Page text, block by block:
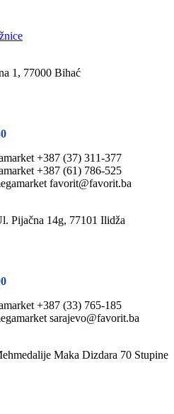
1, 77000 Bihać
+387 (37) 311-377
+387 (61) 786-525
favorit@favorit.ba
Pijačna 14g, 77101 Ilidža
+387 (33) 765-185
sarajevo@favorit.ba
Maka Dizdara 70 Stupine